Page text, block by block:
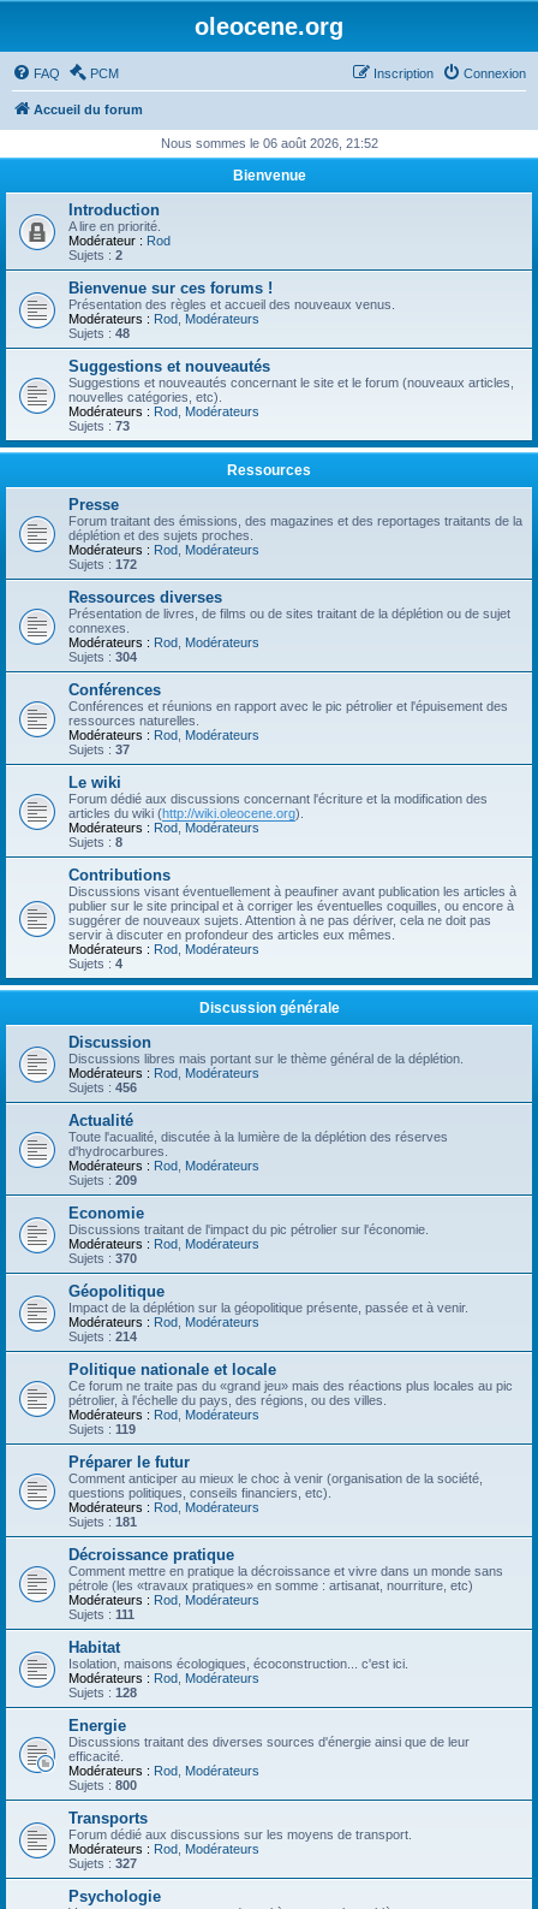
oleocene.org
FAQ PCM Connexion
Inscription
Accueil du forum
Nous sommes le 06 août 2026, 21:52
Bienvenue
Introduction
A lire en priorité.
Modérateur : Rod
Sujets : 2
Bienvenue sur ces forums !
Présentation des règles et accueil des nouveaux venus.
Modérateurs : Rod Modérateurs
Sujets : 48
Suggestions et nouveautés
Suggestions et nouveautés concernant le site et le forum (nouveaux articles,
nouvelles catégories, etc).
Modérateurs : Rod Modérateurs
Sujets : 73
Ressources
Presse
Forum traitant des émissions, des magazines et des reportages traitants de la
déplétion et des sujets proches.
Modérateurs : Rod Modérateurs
Sujets : 172
Ressources diverses
Présentation de livres, de films ou de sites traitant de la déplétion ou de sujet
connexes.
Modérateurs : Rod Modérateurs
Sujets : 304
Conférences
Conférences et réunions en rapport avec le pic pétrolier et l'épuisement des
ressources naturelles.
Modérateurs : Rod Modérateurs
Sujets : 37
Le wiki
Forum dédié aux discussions concernant l'écriture et la modification des
articles du wiki (http://wiki.oleocene.org).
Modérateurs : Rod Modérateurs
Sujets : 8
Contributions
Discussions visant éventuellement à peaufiner avant publication les articles à
publier sur le site principal et à corriger les éventuelles coquilles, ou encore à
suggérer de nouveaux sujets. Attention à ne pas dériver, cela ne doit pas
servir à discuter en profondeur des articles eux mêmes.
Modérateurs : Rod Modérateurs
Sujets : 4
Discussion générale
Discussion
Discussions libres mais portant sur le thème général de la déplétion.
Modérateurs : Rod Modérateurs
Sujets : 456
Actualité
Toute l'acualité, discutée à la lumière de la déplétion des réserves
d'hydrocarbures.
Modérateurs : Rod Modérateurs
Sujets : 209
Economie
Discussions traitant de l'impact du pic pétrolier sur l'économie.
Modérateurs : Rod Modérateurs
Sujets : 370
Géopolitique
Impact de la déplétion sur la géopolitique présente, passée et à venir.
Modérateurs : Rod Modérateurs
Sujets : 214
Politique nationale et locale
Ce forum ne traite pas du «grand jeu» mais des réactions plus locales au pic
pétrolier, à l'échelle du pays, des régions, ou des villes.
Modérateurs : Rod Modérateurs
Sujets : 119
Préparer le futur
Comment anticiper au mieux le choc à venir (organisation de la société,
questions politiques, conseils financiers, etc).
Modérateurs : Rod Modérateurs
Sujets : 181
Décroissance pratique
Comment mettre en pratique la décroissance et vivre dans un monde sans
pétrole (les «travaux pratiques» en somme : artisanat, nourriture, etc)
Modérateurs : Rod Modérateurs
Sujets : 111
Habitat
Isolation, maisons écologiques, écoconstruction... c'est ici.
Modérateurs : Rod Modérateurs
Sujets : 128
Energie
Discussions traitant des diverses sources d'énergie ainsi que de leur
efficacité.
Modérateurs : Rod Modérateurs
Sujets : 800
Transports
Forum dédié aux discussions sur les moyens de transport.
Modérateurs : Rod Modérateurs
Sujets : 327
Psychologie